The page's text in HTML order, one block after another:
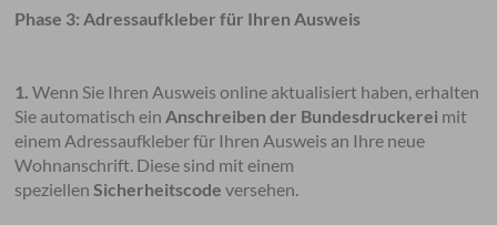
Phase 3: Adressaufkleber für Ihren Ausweis
1. Wenn Sie Ihren Ausweis online aktualisiert haben, erhalten
Sie automatisch ein Anschreiben der Bundesdruckerei mit
einem Adressaufkleber für Ihren Ausweis an Ihre neue
Wohnanschrift.​ Diese sind mit einem
speziellen Sicherheitscode versehen.